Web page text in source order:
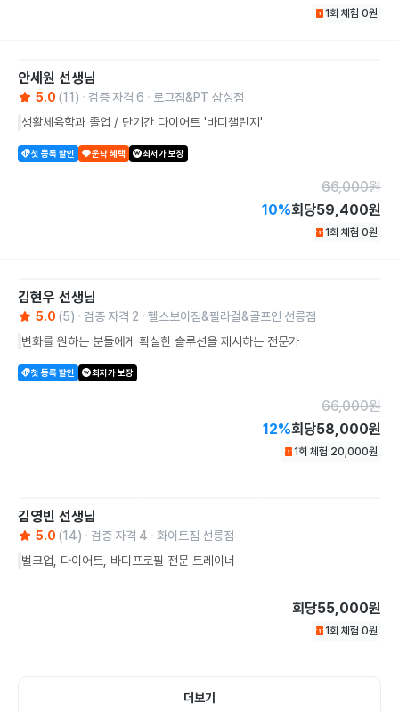
1회 체험 0원
안세원 선생님
5.0 (11 ) 검증 자격 6
로그짐&PT 삼성점
생활체육학과 졸업 / 단기간 다이어트 '바디챌린지'
첫 등록 할인 운닥 혜택 최저가 보장
66,000원
10%회당59,400원
1회 체험 0원
김현우 선생님
5.0 (5) 검증 자격 2
헬스보이짐&필라걸&골프인 선릉점
변화를 원하는 분들에게 확실한 솔루션을 제시하는 전문가
첫 등록 할인 최저가 보장
66,000원
12%회당58,000원
1회 체험 20,000원
김영빈 선생님
5.0 (14) 검증 자격 4
화이트짐 선릉점
벌크업, 다이어트, 바디프로필 전문 트레이너
회당55,000원
1회 체험 0원
더보기